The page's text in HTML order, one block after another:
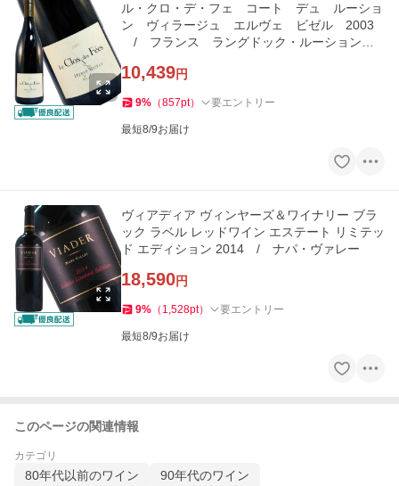
ル・クロ・デ・フェ コート デュ ルーショ
ン ヴィラージュ エルヴェ ビゼル 2003
/ フランス ラングドック・ルーション /
10,439円
9% （857pt） 要エントリー
最短8/9お届け
ヴィアディア ヴィンヤーズ＆ワイナリー ブラ
ック ラベル レッドワイン エステート リミテッ
ド エディション 2014 / ナパ・ヴァレー
18,590円
9% （ 1,528pt） 要エントリー
最短8/9お届け
このページの関連情報
カテゴリ
80年代以前のワイン 90年代のワイン